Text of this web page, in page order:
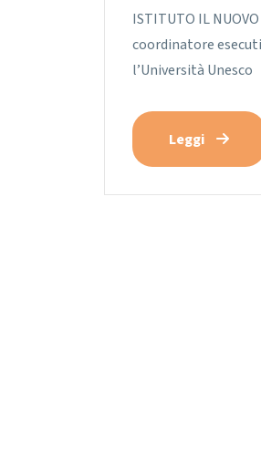
ISTITUTO IL
coordinatore
l’Università Unesco
Leggi